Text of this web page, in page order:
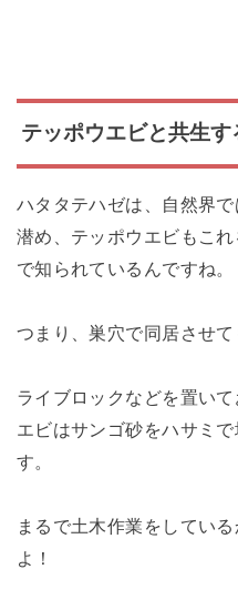
テッポウエビと共生す
ハタタテハゼは、自然界
潜め、テッポウエビもこ
で知られているんですね。
つまり、巣穴で同居させて
ライブロックなどを置い
エビはサンゴ砂をハサミ
す。
まるで土木作業をしてい
よ！